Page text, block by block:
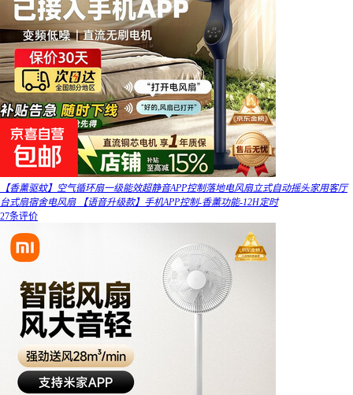
【香薰驱蚊】空气循环扇一级能效超静音APP控制落地电风扇立式自动摇头家用客厅
台式扇宿舍电风扇 【语音升级款】手机APP控制-香薰功能-12H定时
27条评价